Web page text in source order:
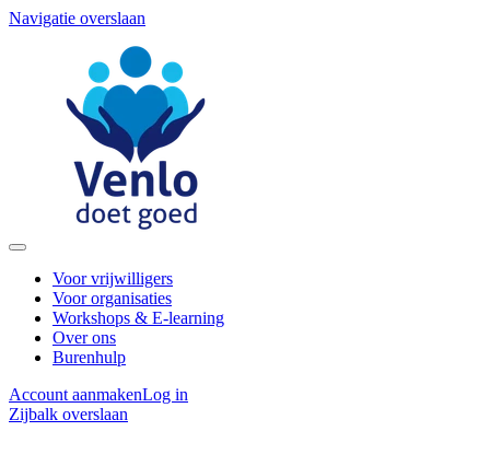
Navigatie overslaan
Voor vrijwilligers
Voor organisaties
Workshops & E-learning
Over ons
Burenhulp
Account aanmakenLog in
Zijbalk overslaan